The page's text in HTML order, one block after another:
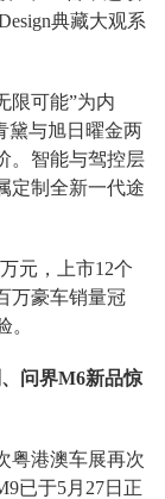
典藏大观系
限可能”为内
黛与旭日曜金两
。智能与驾控层
定制全新一代途
元，上市12个
万豪车销量冠
。
问界M6新品惊
粤港澳车展再次
已于5月27日正